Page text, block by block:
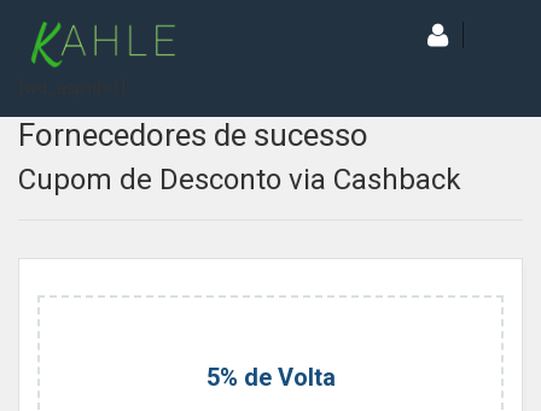
Fornecedores de sucesso
Cupom de Desconto via Cashback
5% de Volta